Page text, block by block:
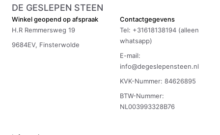
DE GESLEPEN STEEN
Winkel geopend op afspraak
H.R Remmersweg 19
9684EV, Finsterwolde
Contactgegevens
Tel: +31618138194 (alleen
whatsapp)
E-mail:
info@degeslepensteen.nl
KVK-Nummer: 84626895
BTW-Nummer:
NL003993328B76